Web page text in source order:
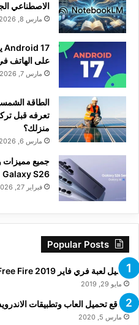
الاصطناعي
مارس 8, 2026
على الهاتف في
مارس 7, 2026
الطاقة
تعرفه قبل
منزلك؟
مارس 6, 2026
Galaxy S26 | التحليل الشامل 2026
فبراير 27, 2026
Popular Posts
تحميل لعبة فري فاير Free Fire 2019 للاندرويد والكمبيوتر مجانا
مايو 29, 2019
مواقع تحميل العاب وتطبيقات
مارس 5, 2020